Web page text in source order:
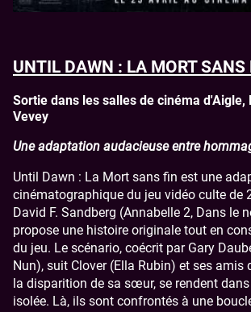
UNTIL DAWN : LA MORT SANS
Sortie dans les salles de cinéma d'Aigle,
Vevey
Une adaptation audacieuse entre
Until Dawn : La Mort sans fin est une
cinématographique du jeu vidéo culte de
David F. Sandberg (Annabelle 2, Dans le
propose une histoire originale tout en
du jeu. Le scénario, coécrit par Gary
Nun), suit Clover (Ella Rubin) et ses amis
la disparition de sa sœur, se rendent
isolée. Là, ils sont confrontés à une